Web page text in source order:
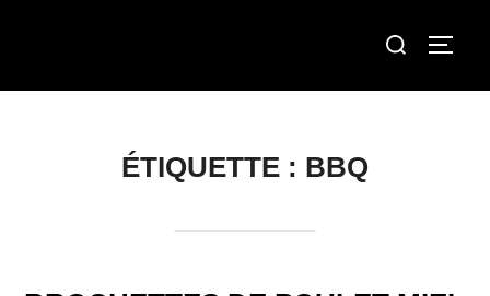
Rechercher :
ÉTIQUETTE : BBQ